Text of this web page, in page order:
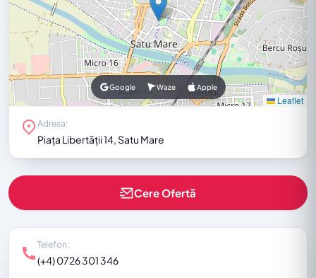
Leaflet
Google Waze Apple
Adresa:
Piața Libertății 14, Satu Mare
Cere Ofertă
Telefon:
(+4) 0726 301 346